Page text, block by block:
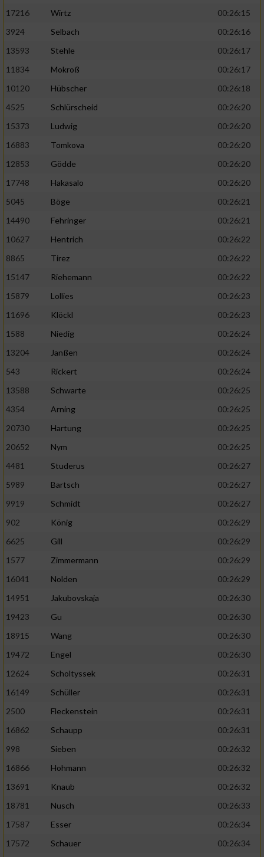
17216
Wirtz
00:26:15
3924
Selbach
00:26:16
13593
Stehle
00:26:17
11834
Mokroß
00:26:17
10120
Hübscher
00:26:18
4525
Schlürscheid
00:26:20
15373
Ludwig
00:26:20
16883
Tomkova
00:26:20
12853
Gödde
00:26:20
17748
Hakasalo
00:26:20
5045
Böge
00:26:21
14490
Fehringer
00:26:21
10627
Hentrich
00:26:22
8865
Tirez
00:26:22
15147
Riehemann
00:26:22
15879
Lollies
00:26:23
11696
Klöckl
00:26:23
1588
Niedig
00:26:24
13204
Janßen
00:26:24
543
Rickert
00:26:24
13588
Schwarte
00:26:25
4354
Arning
00:26:25
20730
Hartung
00:26:25
20652
Nym
00:26:25
4481
Studerus
00:26:27
5989
Bartsch
00:26:27
9919
Schmidt
00:26:27
902
König
00:26:29
6625
Gill
00:26:29
1577
Zimmermann
00:26:29
16041
Nolden
00:26:29
14951
Jakubovskaja
00:26:30
19423
Gu
00:26:30
18915
Wang
00:26:30
19472
Engel
00:26:30
12624
Scholtyssek
00:26:31
16149
Schüller
00:26:31
2500
Fleckenstein
00:26:31
16862
Schaupp
00:26:31
998
Sieben
00:26:32
16866
Hohmann
00:26:32
13691
Knaub
00:26:32
18781
Nusch
00:26:33
17587
Esser
00:26:34
17572
Schauer 00:26:34